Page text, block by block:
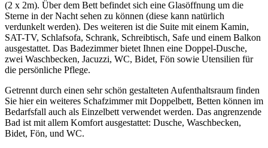
(2 x 2m). Über dem Bett befindet sich eine Glasöffnung um die
Sterne in der Nacht sehen zu können (diese kann natürlich
verdunkelt werden). Des weiteren ist die Suite mit einem Kamin,
SAT-TV, Schlafsofa, Schrank, Schreibtisch, Safe und einem Balkon
ausgestattet. Das Badezimmer bietet Ihnen eine Doppel-Dusche,
zwei Waschbecken, Jacuzzi, WC, Bidet, Fön sowie Utensilien für
die persönliche Pflege.
Getrennt durch einen sehr schön gestalteten Aufenthaltsraum finden
Sie hier ein weiteres Schafzimmer mit Doppelbett, Betten können im
Bedarfsfall auch als Einzelbett verwendet werden. Das angrenzende
Bad ist mit allem Komfort ausgestattet: Dusche, Waschbecken,
Bidet, Fön, und WC.